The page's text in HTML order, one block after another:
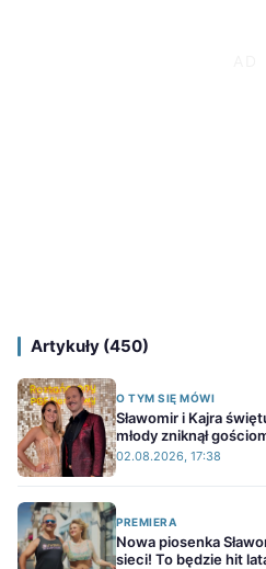
Artykuły (450)
O TYM SIĘ MÓWI
Sławomir i Kajra
młody zniknął
02.08.2026, 17:38
PREMIERA
Nowa piosenka
sieci! To będzie hit